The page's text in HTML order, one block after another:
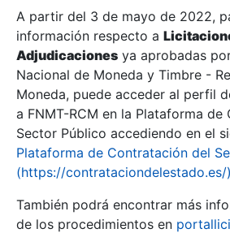
Mostrar/Ocultar
A partir del 3 de mayo de 2022,
información respecto a
Adjudicaciones ya aprobadas
Nacional de Moneda y Timbre -
Moneda, puede acceder al perfil
a FNMT-RCM en la Plataforma
Sector Público accediendo en el
Plataforma de Contratación del
(https://contrataciondelestado.es/)
También podrá encontrar más
de los procedimientos en